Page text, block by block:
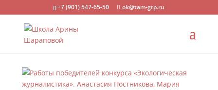
+7 (901) 547-65-50 ok@tam-grp.ru